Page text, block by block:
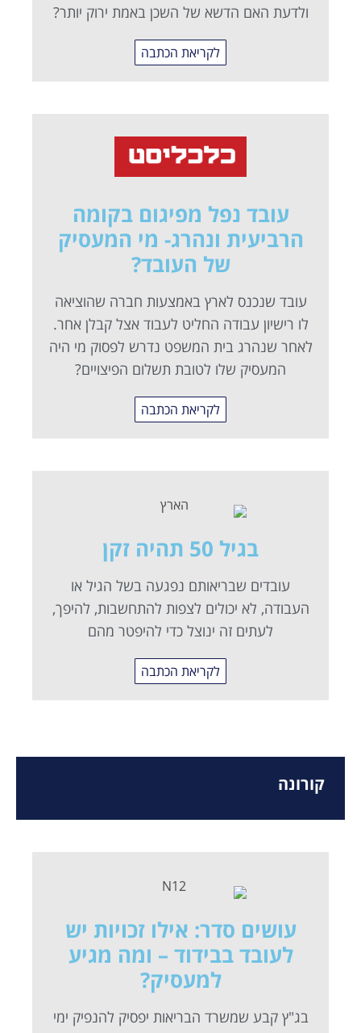
ולדעת האם הדשא של השכן באמת ירוק יותר?
לקריאת הכתבה
עובד נפל מפיגום בקומה
הרביעית ונהרג- מי המעסיק
של העובד?
עובד שנכנס לארץ באמצעות חברה שהוציאה
לו רישיון עבודה החליט לעבוד אצל קבלן אחר.
לאחר שנהרג בית המשפט נדרש לפסוק מי היה
המעסיק שלו לטובת תשלום הפיצויים?
לקריאת הכתבה
בגיל 50 תהיה זקן​
עובדים שבריאותם נפגעה בשל הגיל או
העבודה, לא יכולים לצפות להתחשבות, להיפך,
לעתים זה ינוצל כדי להיפטר מהם
לקריאת הכתבה
קורונה
עושים סדר: אילו זכויות יש
לעובד בבידוד – ומה מגיע
למעסיק?
בג"ץ קבע שמשרד הבריאות יפסיק להנפיק ימי